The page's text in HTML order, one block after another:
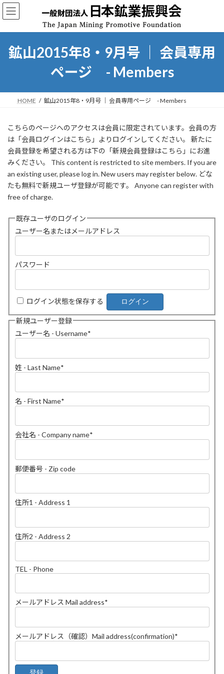
コ
ン
ン
プ
ナ
ビ
ー
動
鉱山2015年8・9月号 ｜ 会員専用
ページ - Members
HOME 鉱山2015年8・9月号 ｜ 会員専用ページ - Members
こちらのページへのアクセスは会員に限定されています。会員の方
は「会員ログインはこちら」よりログインしてください。 新たに
会員登録を希望される方は下の「新規会員登録はこちら」にお進
みください。 This content is restricted to site members. If you are
an existing user, please log in. New users may register below. どな
たも無料で新規ユーザ登録が可能です。 Anyone can register with
free of charge.
既存ユーザのログイン
ユーザー名またはメールアドレス
パスワード
ログイン状態を保存する
新規ユーザー登録
ユーザー名 - Username*
姓 - Last Name*
名 - First Name*
会社名 - Company name*
郵便番号 - Zip code
住所1 - Address 1
住所2 - Address 2
TEL - Phone
メールアドレス Mail address*
メールアドレス（確認）Mail address(confirmation)*